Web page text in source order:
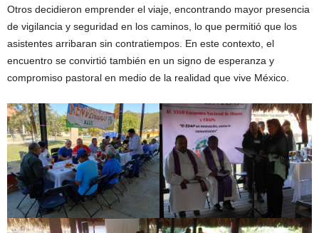
Otros decidieron emprender el viaje, encontrando mayor presencia
de vigilancia y seguridad en los caminos, lo que permitió que los
asistentes arribaran sin contratiempos. En este contexto, el
encuentro se convirtió también en un signo de esperanza y
compromiso pastoral en medio de la realidad que vive México.